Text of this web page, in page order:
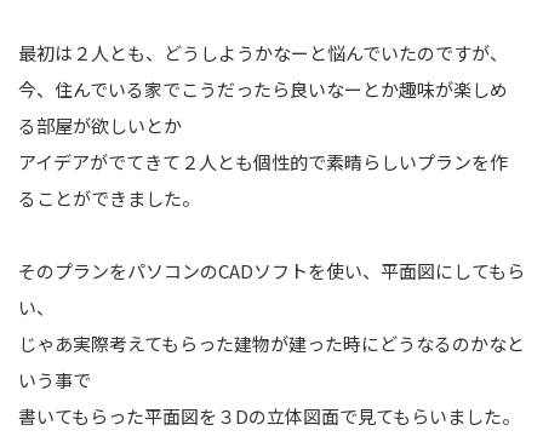
最初は２人とも、どうしようかなーと悩んでいたのですが、
今、住んでいる家でこうだったら良いなーとか趣味が楽しめ
る部屋が欲しいとか
アイデアがでてきて２人とも個性的で素晴らしいプランを作
ることができました。
そのプランをパソコンのCADソフトを使い、平面図にしてもら
い、
じゃあ実際考えてもらった建物が建った時にどうなるのかなと
いう事で
書いてもらった平面図を３Dの立体図面で見てもらいました。